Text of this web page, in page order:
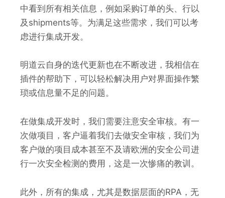
中看到所有相关信息，例如采购订单的头、行以
及shipments等。为满足这些需求，我们可以考
虑进行集成开发。
明道云自身的迭代更新也在不断改进，我相信在
插件的帮助下，可以轻松解决用户对界面操作繁
琐或信息量不足的问题。
在做集成开发时，我们需要注意安全审核。有一
次做项目，客户逼着我们去做安全审核，我们为
客户做的项目成本甚至不及请欧洲的安全公司进
行一次安全检测的费用，这是一次惨痛的教训。
此外，所有的集成，尤其是数据层面的RPA，无